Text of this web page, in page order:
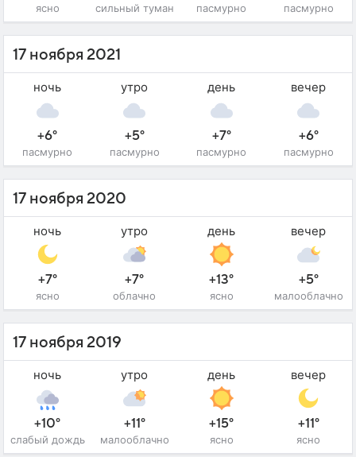
ясно сильный туман пасмурно пасмурно
17 ноября 2021
ночь
+6°
пасмурно
утро
+5°
пасмурно
день
+7°
пасмурно
вечер
+6°
пасмурно
17 ноября 2020
ночь
+7°
ясно
утро
+7°
облачно
день
+13°
ясно
вечер
+5°
малооблачно
17 ноября 2019
ночь
+10°
слабый дождь
утро
+11°
малооблачно
день
+15°
ясно
вечер
+11°
ясно